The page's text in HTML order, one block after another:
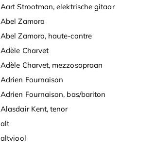
Aart Strootman, elektrische gitaar
Abel Zamora
Abel Zamora, haute-contre
Adèle Charvet
Adèle Charvet, mezzosopraan
Adrien Fournaison
Adrien Fournaison, bas/bariton
Alasdair Kent, tenor
alt
altviool